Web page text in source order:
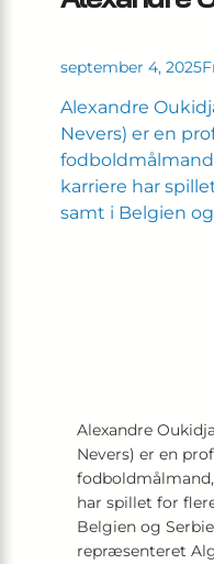
september 4, 2025
Alexandre
Nevers) er en
karriere har
samt i Belgien
Alexandre
Nevers) er en
har spillet for
Belgien og
repræsenteret